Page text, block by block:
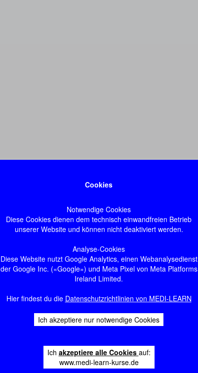
Cookies
Notwendige Cookies
Diese Cookies dienen dem technisch einwandfreien Betrieb
unserer Website und können nicht deaktiviert werden.
Analyse-Cookies
Diese Website nutzt Google Analytics, einen Webanalysedienst
der Google Inc. («Google») und Meta Pixel von Meta Platforms
Ireland Limited.
Hier findest du die Datenschutzrichtlinien von MEDI-LEARN
Ich akzeptiere nur notwendige Cookies
Ich akzeptiere alle Cookies auf:
www.medi-learn-kurse.de